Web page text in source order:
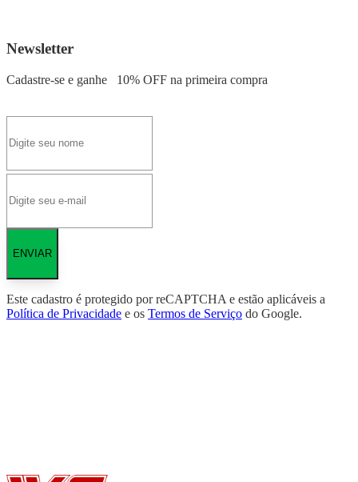
Newsletter
Cadastre-se e ganhe 10% OFF na primeira compra
ENVIAR
Este cadastro é protegido por reCAPTCHA e estão aplicáveis a
Política de Privacidade e os Termos de Serviço do Google.